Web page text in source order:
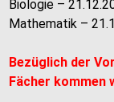
Biologie –
Mathematik –
Bezüglich der
Fächer kommen